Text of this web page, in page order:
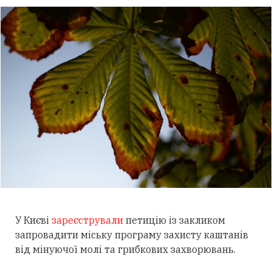
У Києві зареєстрували петицію із закликом
запровадити міську програму захисту каштанів
від мінуючої молі та грибкових захворювань.